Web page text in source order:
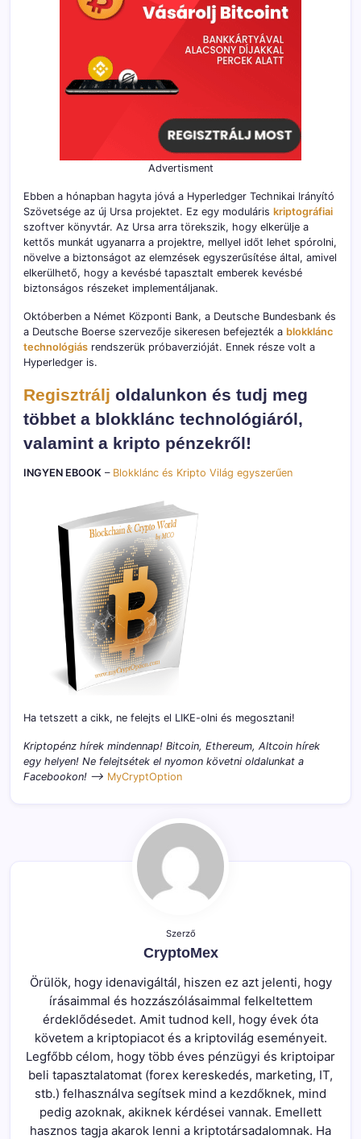
Advertisment
Ebben a hónapban hagyta jóvá a Hyperledger Technikai Irányító
Szövetsége az új Ursa projektet. Ez egy moduláris kriptográfiai
szoftver könyvtár. Az Ursa arra törekszik, hogy elkerülje a
kettős munkát ugyanarra a projektre, mellyel időt lehet spórolni,
növelve a biztonságot az elemzések egyszerűsítése által, amivel
elkerülhető, hogy a kevésbé tapasztalt emberek kevésbé
biztonságos részeket implementáljanak.
Októberben a Német Központi Bank, a Deutsche Bundesbank és
a Deutsche Boerse szervezője sikeresen befejezték a blokklánc
technológiás rendszerük próbaverzióját. Ennek része volt a
Hyperledger is.
Regisztrálj oldalunkon és tudj meg
többet a blokklánc technológiáról,
valamint a kripto pénzekről!
INGYEN EBOOK – Blokklánc és Kripto Világ egyszerűen
Ha tetszett a cikk, ne felejts el LIKE-olni és megosztani!
Kriptopénz hírek mindennap! Bitcoin, Ethereum, Altcoin hírek
egy helyen! Ne felejtsétek el nyomon követni oldalunkat a
Facebookon! –> MyCryptOption
Szerző
CryptoMex
Örülök, hogy idenavigáltál, hiszen ez azt jelenti, hogy
írásaimmal és hozzászólásaimmal felkeltettem
érdeklődésedet. Amit tudnod kell, hogy évek óta
követem a kriptopiacot és a kriptovilág eseményeit.
Legfőbb célom, hogy több éves pénzügyi és kriptoipar
beli tapasztalatomat (forex kereskedés, marketing, IT,
stb.) felhasználva segítsek mind a kezdőknek, mind
pedig azoknak, akiknek kérdései vannak. Emellett
hasznos tagja akarok lenni a kriptotársadalomnak. Ha